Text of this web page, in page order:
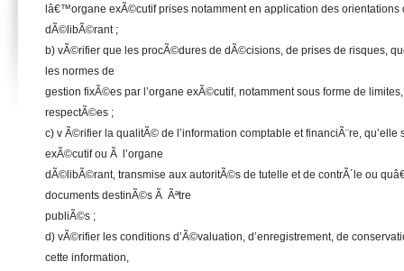
lâ€™organe exÃ©cutif prises notamment en application des
dÃ©libÃ©rant ;
b) vÃ©rifier que les procÃ©dures de dÃ©cisions, de prises de risques,
les normes de
gestion fixÃ©es par l’organe exÃ©cutif, notamment sous forme de
respectÃ©es ;
c) v Ã©rifier la qualitÃ© de l’information comptable et financiÃ¨re,
exÃ©cutif ou Ã l’organe
dÃ©libÃ©rant, transmise aux autoritÃ©s de tutelle et de contrÃ´le ou
documents destinÃ©s Ã Ãªtre
publiÃ©s ;
d) vÃ©rifier les conditions d’Ã©valuation, d’enregistrement, de
cette information,